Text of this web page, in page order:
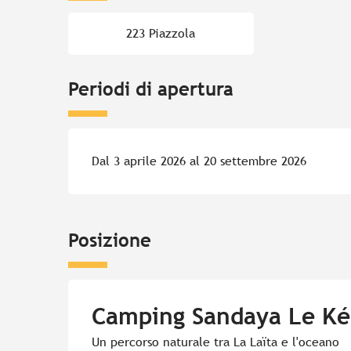
223 Piazzola
Periodi di apertura
Dal 3 aprile 2026 al 20 settembre 2026
Posizione
Camping Sandaya Le
Un percorso naturale tra La Laïta e l'oceano